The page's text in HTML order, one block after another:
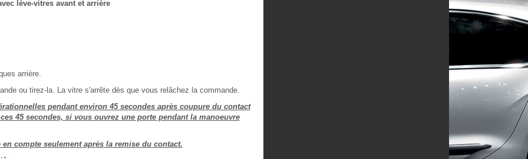
lève-vitres avant et arrière
arrière.
ou tirez-la. La vitre s'arrête dès que vous relâchez la commande.
pendant environ 45 secondes après coupure du contact
45 secondes, si vous ouvrez une porte pendant la manoeuvre
compte seulement après la remise du contact.